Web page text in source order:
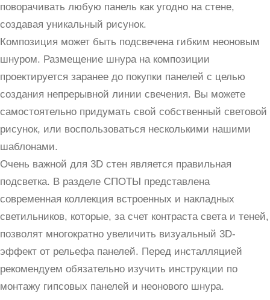
поворачивать любую панель как угодно на стене,
создавая уникальный рисунок.
Композиция может быть подсвечена гибким неоновым
шнуром. Размещение шнура на композиции
проектируется заранее до покупки панелей c целью
создания непрерывной линии свечения. Вы можете
самостоятельно придумать свой собственный световой
рисунок, или воспользоваться несколькими нашими
шаблонами.
Очень важной для 3D стен является правильная
подсветка. В разделе СПОТЫ представлена
современная коллекция встроенных и накладных
светильников, которые, за счет контраста света и теней,
позволят многократно увеличить визуальный 3D-
эффект от рельефа панелей. Перед инсталляцией
рекомендуем обязательно изучить инструкции по
монтажу гипсовых панелей и неонового шнура.